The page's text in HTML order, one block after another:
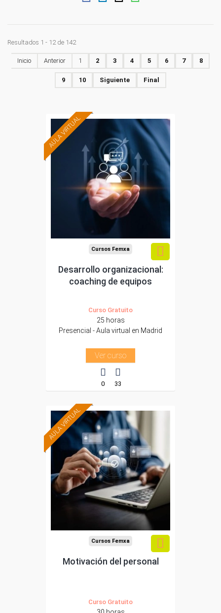
Resultados 1 - 12 de 142
Inicio Anterior 1 2 3 4 5 6 7 8
9 10 Siguiente Final
AULA VIRTUAL Formación 100%
subvencionada.
Para trabajadores y
autónomos de Madrid.
Para todos los sectores.
Cursos Femxa
Desarrollo organizacional:
coaching de equipos
Curso Gratuito
25 horas
Presencial - Aula virtual en Madrid
Ver curso
0 33
AULA VIRTUAL Formación 100%
subvencionada.
Para trabajadores y
autónomos de Madrid.
Para todos los sectores.
Cursos Femxa
Motivación del personal
Curso Gratuito